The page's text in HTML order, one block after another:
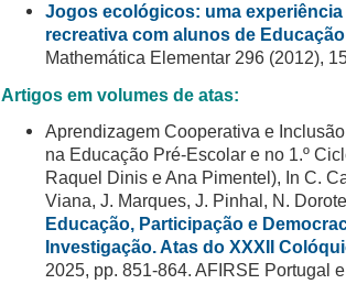
Jogos ecológicos: uma experiência
recreativa com alunos de
Mathemática Elementar 296 (2012),
Artigos em volumes de atas:
Aprendizagem Cooperativa e
na Educação Pré-Escolar e no 1.º
Raquel Dinis e Ana Pimentel), In C.
Viana, J. Marques, J. Pinhal, N.
Educação, Participação e
Investigação. Atas do XXXII
2025, pp. 851-864. AFIRSE Portugal